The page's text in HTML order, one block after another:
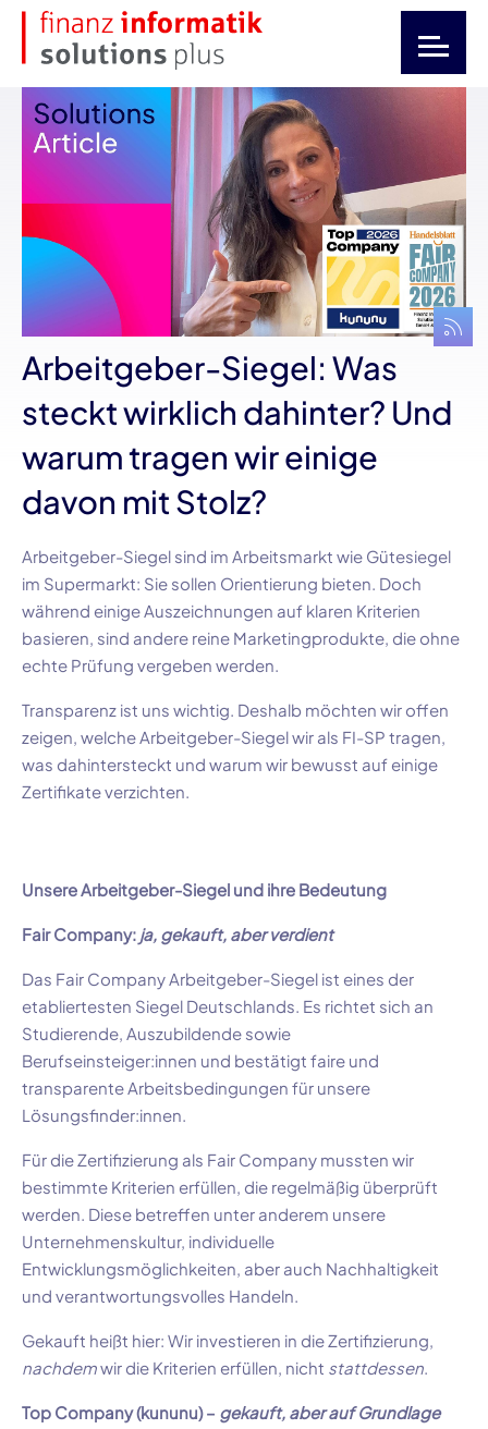
Arbeitgeber-Siegel: Was
steckt wirklich dahinter? Und
warum tragen wir einige
davon mit Stolz?
Arbeitgeber-Siegel sind im Arbeitsmarkt wie Gütesiegel
im Supermarkt: Sie sollen Orientierung bieten. Doch
während einige Auszeichnungen auf klaren Kriterien
basieren, sind andere reine Marketingprodukte, die ohne
echte Prüfung vergeben werden.
Transparenz ist uns wichtig. Deshalb möchten wir offen
zeigen, welche Arbeitgeber-Siegel wir als FI-SP tragen,
was dahintersteckt und warum wir bewusst auf einige
Zertifikate verzichten.
Unsere Arbeitgeber-Siegel und ihre Bedeutung
Fair Company: ja, gekauft, aber verdient
Das Fair Company Arbeitgeber-Siegel ist eines der
etabliertesten Siegel Deutschlands. Es richtet sich an
Studierende, Auszubildende sowie
Berufseinsteiger:innen und bestätigt faire und
transparente Arbeitsbedingungen für unsere
Lösungsfinder:innen.
Für die Zertifizierung als Fair Company mussten wir
bestimmte Kriterien erfüllen, die regelmäßig überprüft
werden. Diese betreffen unter anderem unsere
Unternehmenskultur, individuelle
Entwicklungsmöglichkeiten, aber auch Nachhaltigkeit
und verantwortungsvolles Handeln.
Gekauft heißt hier: Wir investieren in die Zertifizierung,
nachdemwir die Kriterien erfüllen, nicht stattdessen
Top Company (kununu) – gekauft, aber auf Grundlage